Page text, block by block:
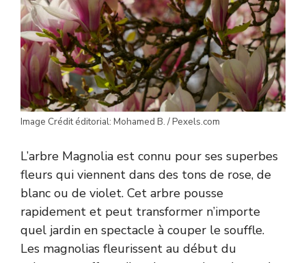
Image Crédit éditorial: Mohamed B. / Pexels.com
L’arbre Magnolia est connu pour ses superbes
fleurs qui viennent dans des tons de rose, de
blanc ou de violet. Cet arbre pousse
rapidement et peut transformer n’importe
quel jardin en spectacle à couper le souffle.
Les magnolias fleurissent au début du